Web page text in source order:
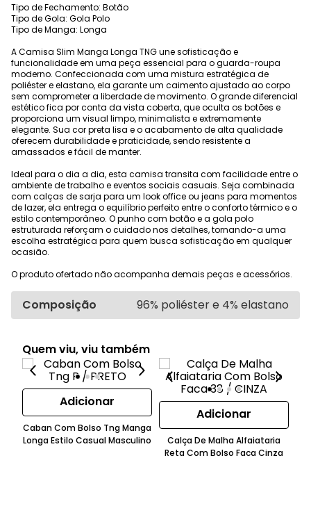
Tipo de Fechamento: Botão
Tipo de Gola: Gola Polo
Tipo de Manga: Longa
A Camisa Slim Manga Longa TNG une sofisticação e
funcionalidade em uma peça essencial para o guarda-roupa
moderno. Confeccionada com uma mistura estratégica de
poliéster e elastano, ela garante um caimento ajustado ao corpo
sem comprometer a liberdade de movimento. O grande diferencial
estético fica por conta da vista coberta, que oculta os botões e
proporciona um visual limpo, minimalista e extremamente
elegante. Sua cor preta lisa e o acabamento de alta qualidade
oferecem durabilidade e praticidade, sendo resistente a
amassados e fácil de manter.
Ideal para o dia a dia, esta camisa transita com facilidade entre o
ambiente de trabalho e eventos sociais casuais. Seja combinada
com calças de sarja para um look office ou jeans para momentos
de lazer, ela entrega o equilíbrio perfeito entre o conforto térmico e o
estilo contemporâneo. O punho com botão e a gola polo
estruturada reforçam o cuidado nos detalhes, tornando-a uma
escolha estratégica para quem busca sofisticação em qualquer
ocasião.
O produto ofertado não acompanha demais peças e acessórios.
Composição 96% poliéster e 4% elastano
Quem viu, viu também
Adicionar
Caban Com Bolso Tng Manga
Longa Estilo Casual Masculino
Adicionar
Calça De Malha Alfaiataria
Reta Com Bolso Faca Cinza